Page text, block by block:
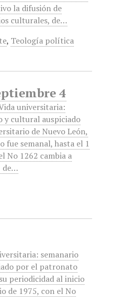
la difusión de
culturales, de…
, Teología política
4
universitaria:
y cultural auspiciado
de Nuevo León,
fue semanal, hasta el 1
No 1262 cambia a
de…
semanario
por el patronato
periodicidad al inicio
de 1975, con el No